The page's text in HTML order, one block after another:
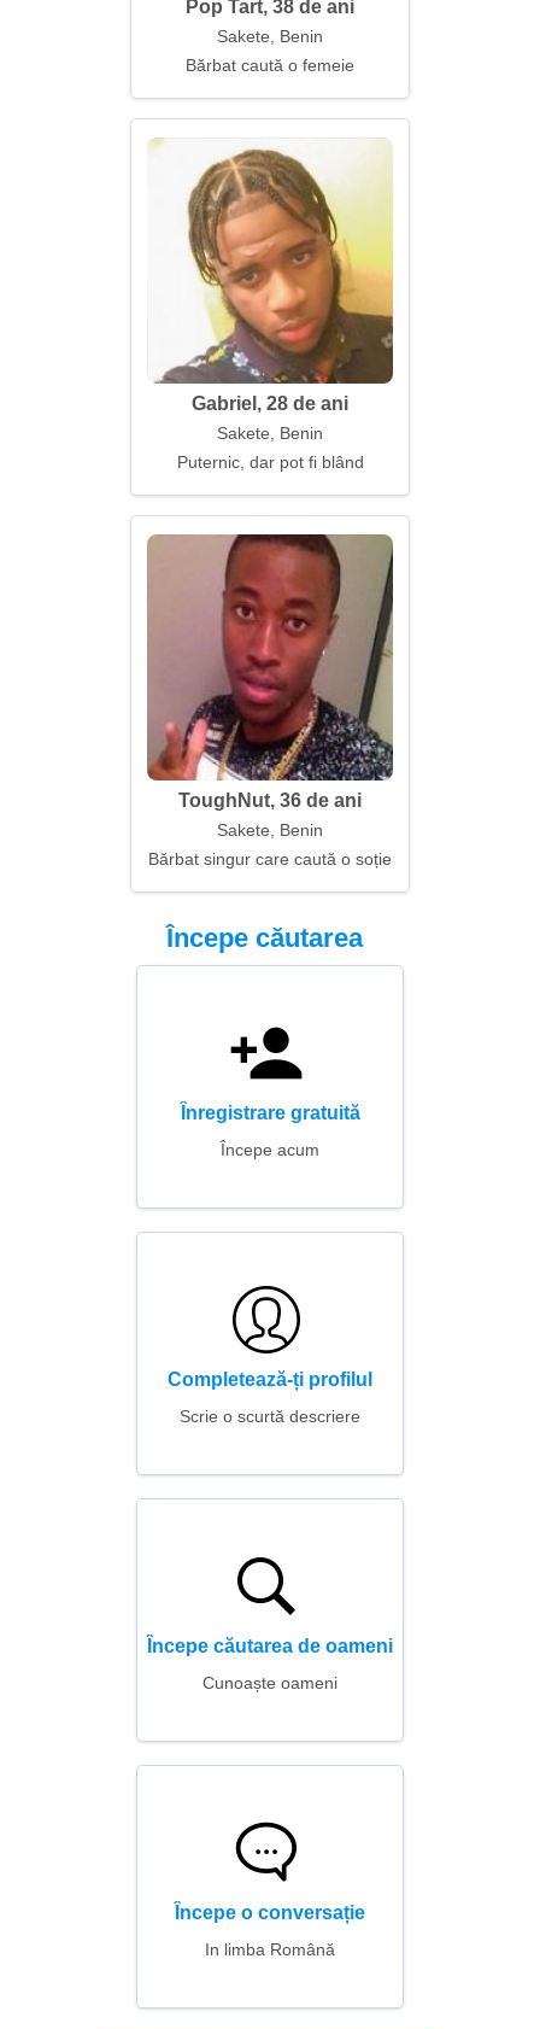
Pop Tart, 38 de ani
Sakete, Benin
Bărbat caută o femeie
Gabriel, 28 de ani
Sakete, Benin
Puternic, dar pot fi blând
ToughNut, 36 de ani
Sakete, Benin
Bărbat singur care caută o soție
Începe căutarea
Înregistrare gratuită
Începe acum
Completează-ți profilul
Scrie o scurtă descriere
Începe căutarea de oameni
Cunoaște oameni
Începe o conversație
In limba Română